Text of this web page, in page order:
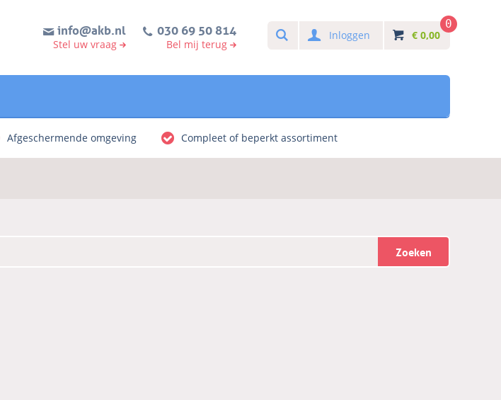
info@akb.nl
Stel uw vraag
030 69 50 814
Bel mij terug
SearchInloggen € 0,00
0
Afgeschermende omgeving Compleet of beperkt assortiment
Zoeken